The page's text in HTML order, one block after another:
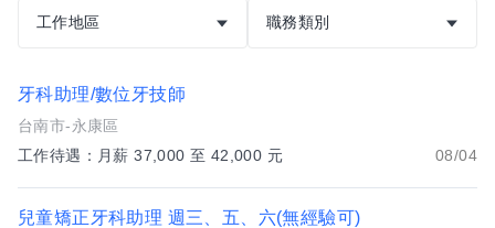
工作地區 職務類別
牙科助理/數位牙技師
台南市-永康區
工作待遇：月薪 37,000 至 42,000 元
08/04
兒童矯正牙科助理 週三、五、六(無經驗可)